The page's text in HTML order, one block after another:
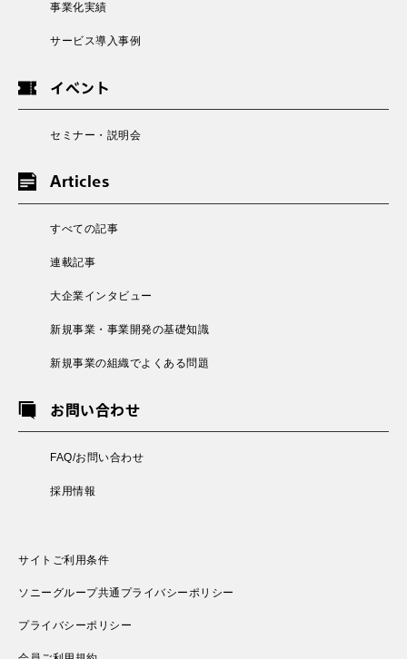
事業化実績
サービス導入事例
イベント
セミナー・説明会
Articles
すべての記事
連載記事
大企業インタビュー
新規事業・事業開発の基礎知識
新規事業の組織でよくある問題
お問い合わせ
FAQ/お問い合わせ
採用情報
サイトご利用条件
ソニーグループ共通プライバシーポリシー
プライバシーポリシー